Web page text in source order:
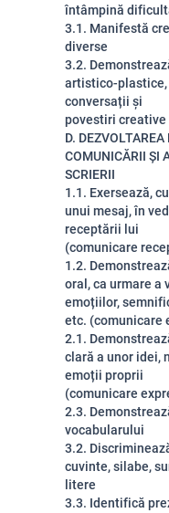
întâmpină
3.1. Manifestă
diverse
3.2.
artistico-plastice,
conversații și
povestiri creative
D.
COMUNICĂRII ȘI
SCRIERII
1.1. Exersează,
unui mesaj, în
receptării lui
(comunicare
1.2.
oral, ca urmare
emoțiilor,
etc. (comunicare
2.1.
clară a unor idei,
emoții proprii
(comunicare
2.3.
vocabularului
3.2.
cuvinte, silabe,
litere
3.3. Identifică